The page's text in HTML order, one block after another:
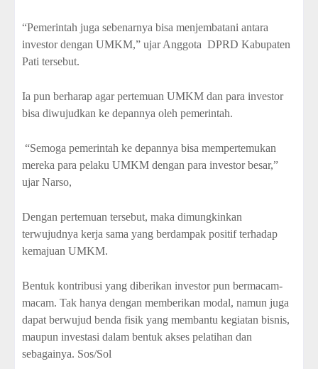
“Pemerintah juga sebenarnya bisa menjembatani antara
investor dengan UMKM,” ujar Anggota DPRD Kabupaten
Pati tersebut.
Ia pun berharap agar pertemuan UMKM dan para investor
bisa diwujudkan ke depannya oleh pemerintah.
“Semoga pemerintah ke depannya bisa mempertemukan
mereka para pelaku UMKM dengan para investor besar,”
ujar Narso,
Dengan pertemuan tersebut, maka dimungkinkan
terwujudnya kerja sama yang berdampak positif terhadap
kemajuan UMKM.
Bentuk kontribusi yang diberikan investor pun bermacam-
macam. Tak hanya dengan memberikan modal, namun juga
dapat berwujud benda fisik yang membantu kegiatan bisnis,
maupun investasi dalam bentuk akses pelatihan dan
sebagainya. Sos/Sol